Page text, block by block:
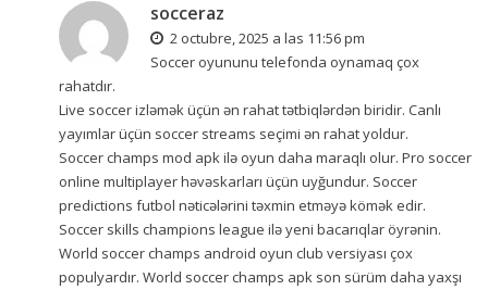
socceraz
2 octubre, 2025 a las 11:56 pm
Soccer oyununu telefonda oynamaq çox
rahatdır.
Live soccer izləmək üçün ən rahat tətbiqlərdən biridir. Canlı
yayımlar üçün soccer streams seçimi ən rahat yoldur.
Soccer champs mod apk ilə oyun daha maraqlı olur. Pro soccer
online multiplayer həvəskarları üçün uyğundur. Soccer
predictions futbol nəticələrini təxmin etməyə kömək edir.
Soccer skills champions league ilə yeni bacarıqlar öyrənin.
World soccer champs android oyun club versiyası çox
populyardır. World soccer champs apk son sürüm daha yaxşı